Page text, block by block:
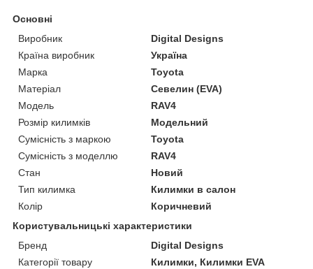
Основні
Виробник
Digital Designs
Країна виробник
Україна
Марка
Toyota
Матеріал
Севелин (EVA)
Модель
RAV4
Розмір килимків
Модельний
Сумісність з маркою
Toyota
Сумісність з моделлю
RAV4
Стан
Новий
Тип килимка
Килимки в салон
Колір
Коричневий
Користувальницькі характеристики
Бренд
Digital Designs
Категорії товару
Килимки, Килимки EVA